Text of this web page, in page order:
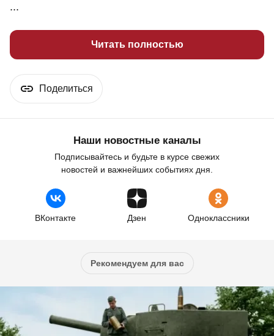
...
Читать полностью
Поделиться
Наши новостные каналы
Подписывайтесь и будьте в курсе свежих
новостей и важнейших событиях дня.
ВКонтакте Дзен Одноклассники
Рекомендуем для вас